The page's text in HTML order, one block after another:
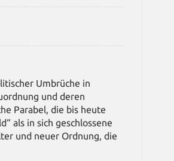
Umbrüche in
und deren
Parabel, die bis heute
als in sich geschlossene
und neuer Ordnung, die